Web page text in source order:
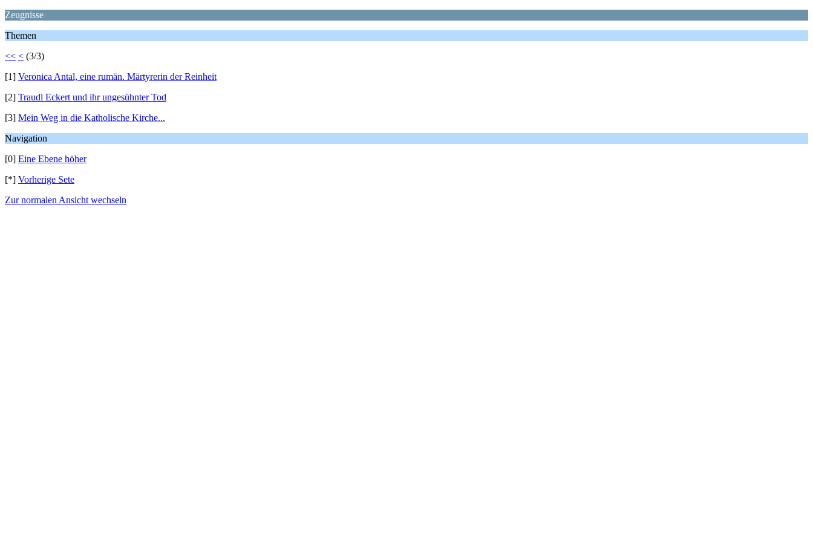
Zeugnisse
Themen
<< < (3/3)
[1] Veronica Antal, eine rumän. Märtyrerin der Reinheit
[2] Traudl Eckert und ihr ungesühnter Tod
[3] Mein Weg in die Katholische Kirche...
Navigation
[0] Eine Ebene höher
[*] Vorherige Sete
Zur normalen Ansicht wechseln